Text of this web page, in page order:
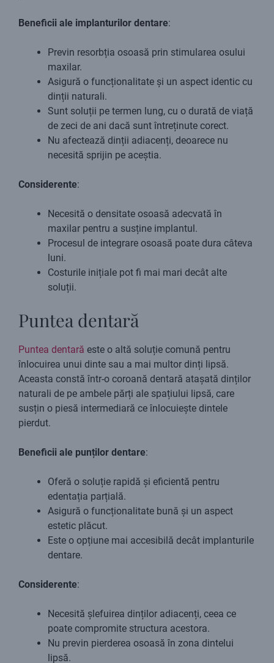
Beneficii ale implanturilor dentare:
Previn resorbția osoasă prin stimularea osului
maxilar.
Asigură o funcționalitate și un aspect identic cu
dinții naturali.
Sunt soluții pe termen lung, cu o durată de viață
de zeci de ani dacă sunt întreținute corect.
Nu afectează dinții adiacenți, deoarece nu
necesită sprijin pe aceștia.
Considerente:
Necesită o densitate osoasă adecvată în
maxilar pentru a susține implantul.
Procesul de integrare osoasă poate dura câteva
luni.
Costurile inițiale pot fi mai mari decât alte
soluții.
Puntea dentară
Puntea dentară este o altă soluție comună pentru
înlocuirea unui dinte sau a mai multor dinți lipsă.
Aceasta constă într-o coroană dentară atașată dinților
naturali de pe ambele părți ale spațiului lipsă, care
susțin o piesă intermediară ce înlocuiește dintele
pierdut.
Beneficii ale punților dentare:
Oferă o soluție rapidă și eficientă pentru
edentația parțială.
Asigură o funcționalitate bună și un aspect
estetic plăcut.
Este o opțiune mai accesibilă decât implanturile
dentare.
Considerente:
Necesită șlefuirea dinților adiacenți, ceea ce
poate compromite structura acestora.
Nu previn pierderea osoasă în zona dintelui
lipsă.